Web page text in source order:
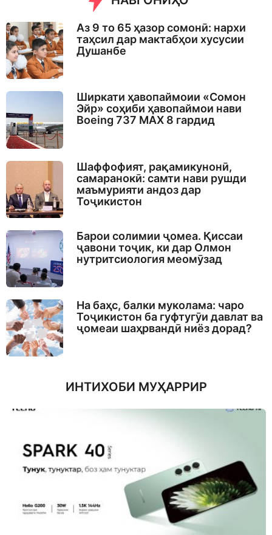
Аз 9 то 65 ҳазор сомонӣ: нархи
таҳсил дар мактабҳои хусусии
Душанбе
Ширкати ҳавопаймоии «Сомон
Эйр» соҳиби ҳавопаймои нави
Boeing 737 MAX 8 гардид
Шаффофият, рақамикунонӣ,
самаранокӣ: самти нави рушди
маъмурияти андоз дар
Тоҷикистон
Барои солимии ҷомеа. Қиссаи
ҷавони тоҷик, ки дар Олмон
нутритсиология меомӯзад
На баҳс, балки муколама: чаро
Тоҷикистон ба гуфтугӯи давлат ва
ҷомеаи шаҳрвандӣ ниёз дорад?
ИНТИХОБИ МУҲАРРИР